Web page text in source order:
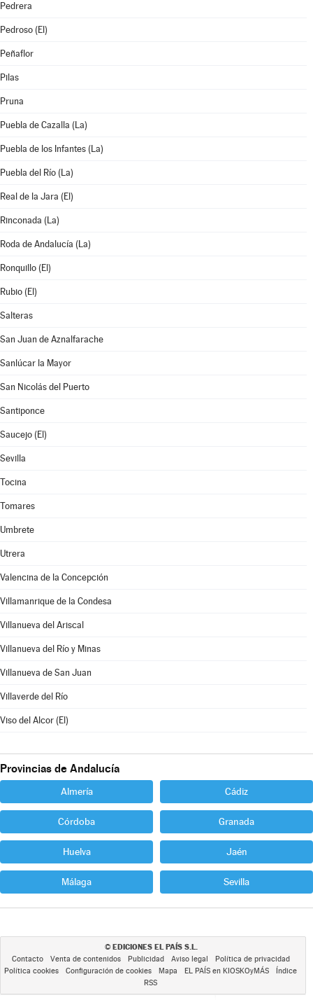
Pedrera
Pedroso (El)
Peñaflor
Pilas
Pruna
Puebla de Cazalla (La)
Puebla de los Infantes (La)
Puebla del Río (La)
Real de la Jara (El)
Rinconada (La)
Roda de Andalucía (La)
Ronquillo (El)
Rubio (El)
Salteras
San Juan de Aznalfarache
Sanlúcar la Mayor
San Nicolás del Puerto
Santiponce
Saucejo (El)
Sevilla
Tocina
Tomares
Umbrete
Utrera
Valencina de la Concepción
Villamanrique de la Condesa
Villanueva del Ariscal
Villanueva del Río y Minas
Villanueva de San Juan
Villaverde del Río
Viso del Alcor (El)
Provincias de Andalucía
Almería Cádiz
Córdoba Granada
Huelva Jaén
Málaga Sevilla
© EDICIONES EL PAÍS S.L.
Contacto Venta de contenidos Publicidad Aviso legal
Política de privacidad
Política cookies
Configuración de cookies Mapa EL PAÍS en KIOSKOyMÁS
Índice
RSS